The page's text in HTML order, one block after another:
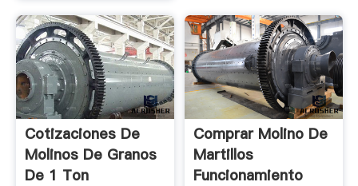
Cotizaciones De
Molinos De Granos
De 1 Ton
Comprar Molino De
Martillos
Funcionamiento